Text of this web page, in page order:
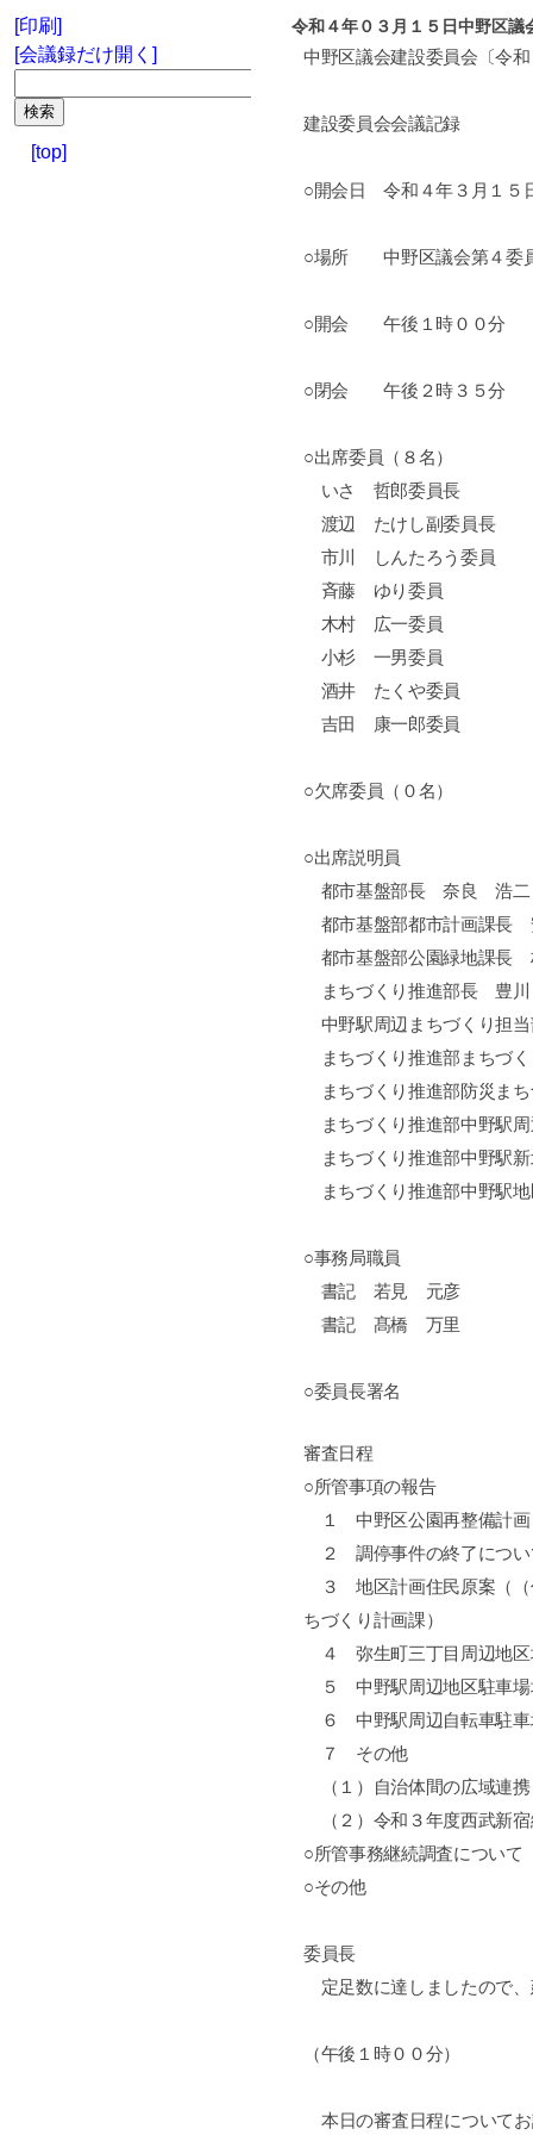
[印刷]
[会議録だけ開く]
[top]
令和４年０３月１５日中野区
中野区議会建設委員会〔令
建設委員会会議記録
○開会日 令和４年３月１５
○場所 中野区議会第４委
○開会 午後１時００分
○閉会 午後２時３５分
○出席委員（８名）
いさ 哲郎委員長
渡辺 たけし副委員長
市川 しんたろう委員
斉藤 ゆり委員
木村 広一委員
小杉 一男委員
酒井 たくや委員
吉田 康一郎委員
○欠席委員（０名）
○出席説明員
都市基盤部長 奈良 浩二
都市基盤部都市計画課
都市基盤部公園緑地課
まちづくり推進部長 豊
中野駅周辺まちづくり担
まちづくり推進部まちづ
まちづくり推進部防災ま
まちづくり推進部中野駅
まちづくり推進部中野駅
まちづくり推進部中野駅
○事務局職員
書記 若見 元彦
書記 髙橋 万里
○委員長署名
審査日程
○所管事項の報告
１ 中野区公園再整備計画
２ 調停事件の終了につい
３ 地区計画住民原案（（
ちづくり計画課）
４ 弥生町三丁目周辺地区
５ 中野駅周辺地区駐車場
６ 中野駅周辺自転車駐車
７ その他
（１）自治体間の広域連携
（２）令和３年度西武新宿
○所管事務継続調査について
○その他
委員長
定足数に達しましたので
（午後１時００分）
本日の審査日程について